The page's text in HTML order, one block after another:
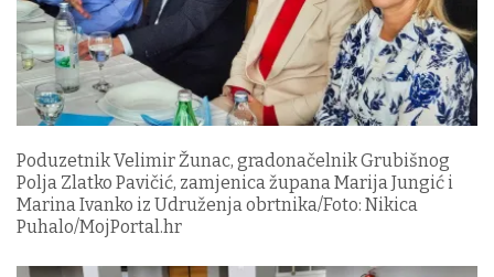
Poduzetnik Velimir Žunac, gradonačelnik Grubišnog
Polja Zlatko Pavičić, zamjenica župana Marija Jungić i
Marina Ivanko iz Udruženja obrtnika/Foto: Nikica
Puhalo/MojPortal.hr